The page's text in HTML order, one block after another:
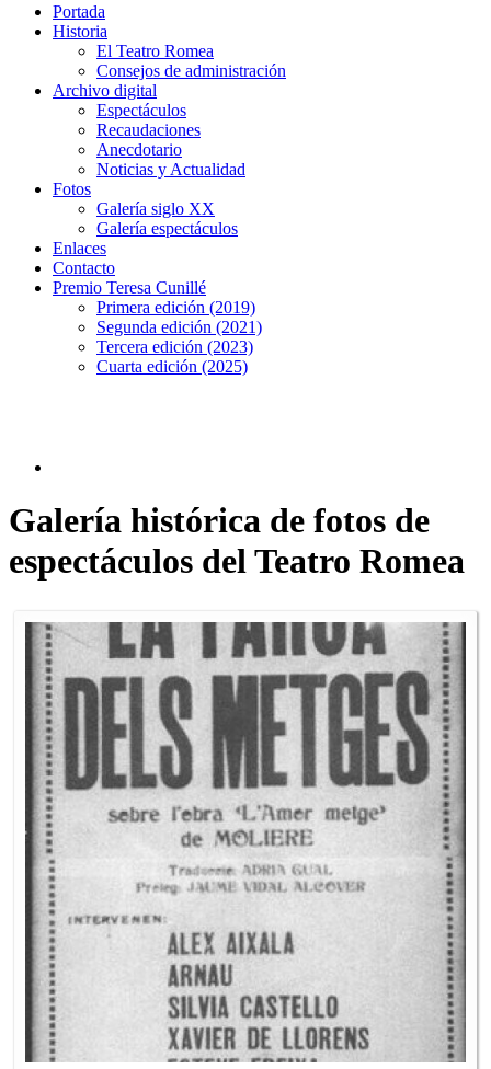
Portada
Historia
El Teatro Romea
Consejos de administración
Archivo digital
Espectáculos
Recaudaciones
Anecdotario
Noticias y Actualidad
Fotos
Galería siglo XX
Galería espectáculos
Enlaces
Contacto
Premio Teresa Cunillé
Primera edición (2019)
Segunda edición (2021)
Tercera edición (2023)
Cuarta edición (2025)
Galería histórica de fotos de
espectáculos del Teatro Romea